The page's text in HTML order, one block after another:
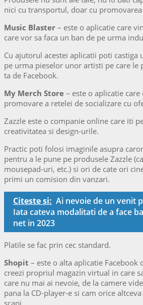
nici cu transportul, doar cu promovarea
Music Blaster – este o aplicatie care
care vor sa faca un ban de pe urma
Cu ajutorul acestei aplicatii poti
pe urma pieselor unor artisti pe care le
ta de Facebook.
My Merch Store – este o aplicatie
promovare a retelei de socializare cu
Zazzle este o companie online care iti
creativitatea si design-urile.
Practic poti folosi imaginile asupra
pentru a le pune pe produsele Zazzle
mousepad-uri, etc.) si ori de cate ori
primi un comision din vanzari.
Citeste si: Ai nevoie de un venit
Iata cateva modalitati de a face
net in 2023
Platile se fac prin cec standard.
Shopit – este o alta aplicatie Facebook
creezi propriul magazin virtual in care
care nu mai ai nevoie, de la camere
pana la CD-player-e si cam orice
scapi.